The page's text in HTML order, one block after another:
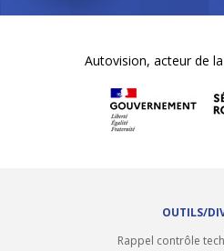
Autovision, acteur de
OUTILS/
Rappel contrôle